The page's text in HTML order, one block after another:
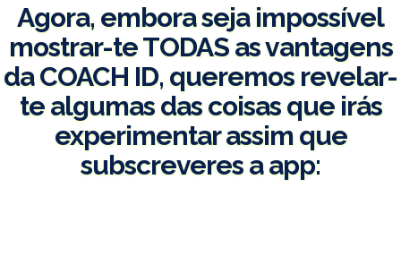
Agora, embora seja impossível
mostrar-te TODAS as vantagens
da COACH ID, queremos revelar-
te algumas das coisas que irás
experimentar assim que
subscreveres a app: